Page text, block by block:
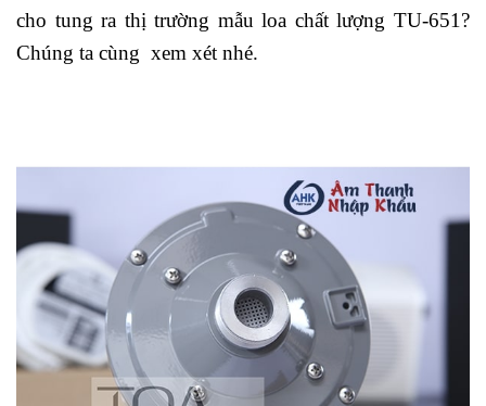
cho tung ra thị trường mẫu loa chất lượng TU-651?
Chúng ta cùng xem xét nhé.